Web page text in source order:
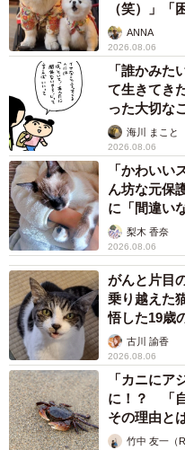
（笑）」「
ANNA
2026.08.06
「誰かみた
て生きてき
った大切な
海川 まこと
2026.08.06
「かわいい
ん坊な元保
に「間違い
梨木 香奈
2026.08.06
がんと片目
乗り越えた
悟した19歳
古川 諭香
2026.08.06
「カニにア
に！？ 「
その理由と
竹中 友一（